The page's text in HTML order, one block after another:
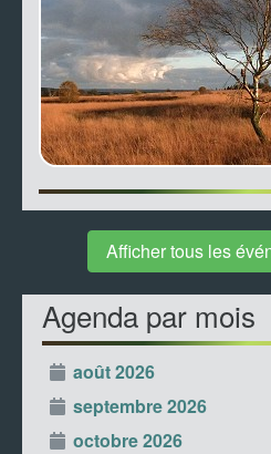
Afficher tous les
Agenda par mois
août 2026
septembre 2026
octobre 2026